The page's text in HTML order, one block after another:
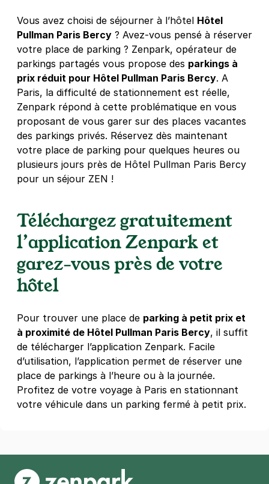
Réserver
Pont de Tolbiac - Paris 13
12 rue Neuve Tolbiac
75013Paris
4,5(140 avis)
27 € 74 €/semaine (tarifs dégressifs)
Réserver
+ Abonnements disponibles
Mitterrand - MK2
15 rue Emile Durkheim
75013Paris
4,5 (358 avis)
Réserver
Paris - Bibliothèque François-
Mitterrand - Stade Boutroux
27 - 33 rue de chevaleret
(123 avis)
Vous avez choisi de séjourner à l’hôtel Hôtel
Pullman Paris Bercy ? Avez-vous pensé à réserver
votre place de parking ? Zenpark, opérateur de
parkings partagés vous propose des parkings à
prix réduit pour Hôtel Pullman Paris Bercy. A
Paris, la difficulté de stationnement est réelle,
Zenpark répond à cette problématique en vous
proposant de vous garer sur des places vacantes
des parkings privés. Réservez dès maintenant
votre place de parking pour quelques heures ou
plusieurs jours près de Hôtel Pullman Paris Bercy
pour un séjour ZEN !
Téléchargez gratuitement
l’application Zenpark et
garez-vous près de votre
hôtel
Pour trouver une place de parking à petit prix et
à proximité de Hôtel Pullman Paris Bercy, il suffit
de télécharger l’application Zenpark. Facile
d’utilisation, l’application permet de réserver une
place de parkings à l’heure ou à la journée.
Profitez de votre voyage à Paris en stationnant
votre véhicule dans un parking fermé à petit prix.